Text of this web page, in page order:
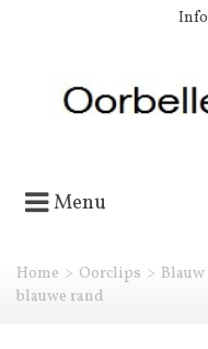
Info
Menu
Home > Oorclips > Blauw
blauwe rand